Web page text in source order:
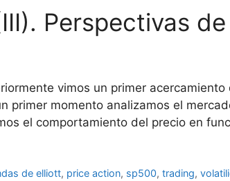
Perspectivas
vimos un primer
primer momento analizamos el
el comportamiento del precio en
de elliott, price action, sp500,trading,